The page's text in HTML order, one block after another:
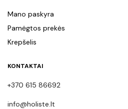
Mano paskyra
Pamėgtos prekės
Krepšelis
KONTAKTAI
+370 615 86692
info@holiste.lt